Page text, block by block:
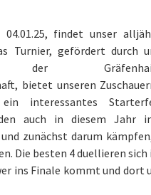
findet unser
Turnier, gefördert durch
der
bietet unseren
interessantes
auch in diesem Jahr
zunächst darum
Die besten 4 duellieren sich
ins Finale kommt und dort